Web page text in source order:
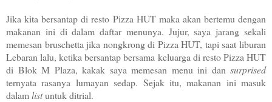
Jika kita bersantap di resto Pizza HUT maka akan bertemu dengan
makanan ini di dalam daftar menunya. Jujur, saya jarang sekali
memesan bruschetta jika nongkrong di Pizza HUT, tapi saat liburan
Lebaran lalu, ketika bersantap bersama keluarga di resto Pizza HUT
di Blok M Plaza, kakak saya memesan menu ini dan surprised
ternyata rasanya lumayan sedap. Sejak itu, makanan ini masuk
dalamlistuntuk ditrial.